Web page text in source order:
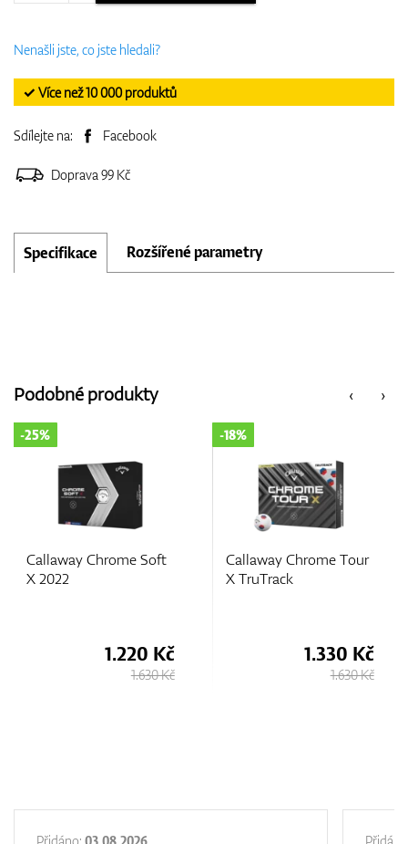
Nenašli jste, co jste hledali?
✓ Více než 10 000 produktů
Sdílejte na: Facebook
Doprava 99 Kč
Specifikace Rozšířené parametry
‹
Podobné produkty ›
Callaway Chrome Tour
1.330 Kč
Callaway Chrome
X
1.330